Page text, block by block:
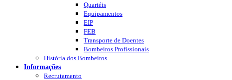
Quartéis
Equipamentos
EIP
FEB
Transporte de Doentes
Bombeiros Profissionais
História dos Bombeiros
Informações
Recrutamento